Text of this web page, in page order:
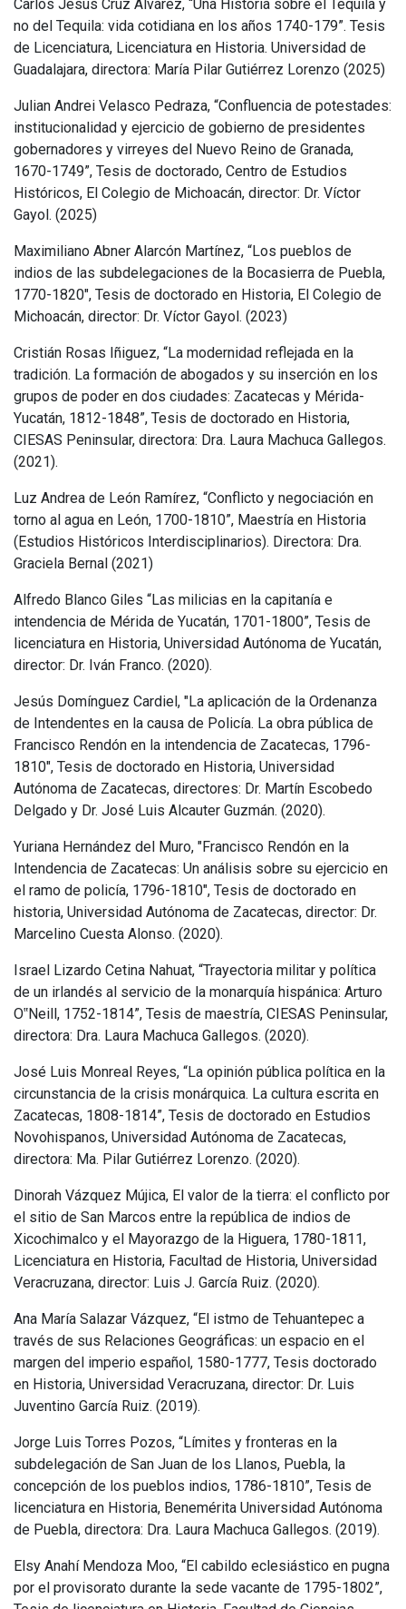
Carlos Jesús Cruz Álvarez, “Una Historia sobre el Tequila y
no del Tequila: vida cotidiana en los años 1740-179”. Tesis
de Licenciatura, Licenciatura en Historia. Universidad de
Guadalajara, directora: María Pilar Gutiérrez Lorenzo (2025)
Julian Andrei Velasco Pedraza, “Confluencia de potestades:
institucionalidad y ejercicio de gobierno de presidentes
gobernadores y virreyes del Nuevo Reino de Granada,
1670-1749”, Tesis de doctorado, Centro de Estudios
Históricos, El Colegio de Michoacán, director: Dr. Víctor
Gayol. (2025)
Maximiliano Abner Alarcón Martínez, “Los pueblos de
indios de las subdelegaciones de la Bocasierra de Puebla,
1770-1820", Tesis de doctorado en Historia, El Colegio de
Michoacán, director: Dr. Víctor Gayol. (2023)
Cristián Rosas Iñiguez, “La modernidad reflejada en la
tradición. La formación de abogados y su inserción en los
grupos de poder en dos ciudades: Zacatecas y Mérida-
Yucatán, 1812-1848”, Tesis de doctorado en Historia,
CIESAS Peninsular, directora: Dra. Laura Machuca Gallegos.
(2021).
Luz Andrea de León Ramírez, “Conflicto y negociación en
torno al agua en León, 1700-1810”, Maestría en Historia
(Estudios Históricos Interdisciplinarios). Directora: Dra.
Graciela Bernal (2021)
Alfredo Blanco Giles “Las milicias en la capitanía e
intendencia de Mérida de Yucatán, 1701-1800”, Tesis de
licenciatura en Historia, Universidad Autónoma de Yucatán,
director: Dr. Iván Franco. (2020).
Jesús Domínguez Cardiel, "La aplicación de la Ordenanza
de Intendentes en la causa de Policía. La obra pública de
Francisco Rendón en la intendencia de Zacatecas, 1796-
1810", Tesis de doctorado en Historia, Universidad
Autónoma de Zacatecas, directores: Dr. Martín Escobedo
Delgado y Dr. José Luis Alcauter Guzmán. (2020).
Yuriana Hernández del Muro, "Francisco Rendón en la
Intendencia de Zacatecas: Un análisis sobre su ejercicio en
el ramo de policía, 1796-1810", Tesis de doctorado en
historia, Universidad Autónoma de Zacatecas, director: Dr.
Marcelino Cuesta Alonso. (2020).
Israel Lizardo Cetina Nahuat, “Trayectoria militar y política
de un irlandés al servicio de la monarquía hispánica: Arturo
O‟Neill, 1752-1814”, Tesis de maestría, CIESAS Peninsular,
directora: Dra. Laura Machuca Gallegos. (2020).
José Luis Monreal Reyes, “La opinión pública política en la
circunstancia de la crisis monárquica. La cultura escrita en
Zacatecas, 1808-1814”, Tesis de doctorado en Estudios
Novohispanos, Universidad Autónoma de Zacatecas,
directora: Ma. Pilar Gutiérrez Lorenzo. (2020).
Dinorah Vázquez Mújica, El valor de la tierra: el conflicto por
el sitio de San Marcos entre la república de indios de
Xicochimalco y el Mayorazgo de la Higuera, 1780-1811,
Licenciatura en Historia, Facultad de Historia, Universidad
Veracruzana, director: Luis J. García Ruiz. (2020).
Ana María Salazar Vázquez, “El istmo de Tehuantepec a
través de sus Relaciones Geográficas: un espacio en el
margen del imperio español, 1580-1777, Tesis doctorado
en Historia, Universidad Veracruzana, director: Dr. Luis
Juventino García Ruiz. (2019).
Jorge Luis Torres Pozos, “Límites y fronteras en la
subdelegación de San Juan de los Llanos, Puebla, la
concepción de los pueblos indios, 1786-1810”, Tesis de
licenciatura en Historia, Benemérita Universidad Autónoma
de Puebla, directora: Dra. Laura Machuca Gallegos. (2019).
Elsy Anahí Mendoza Moo, “El cabildo eclesiástico en pugna
por el provisorato durante la sede vacante de 1795-1802”,